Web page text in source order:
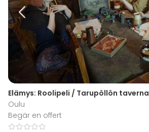
Elämys: Roolipeli / Tarupöllön taverna
Oulu
Begär en offert